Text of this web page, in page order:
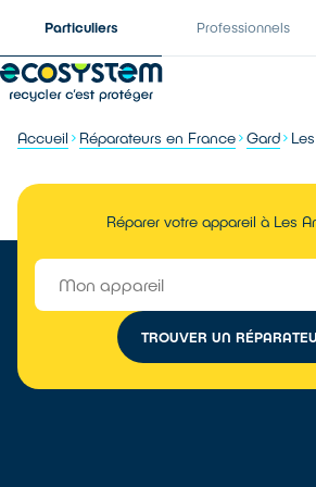
Particuliers Professionnels
Accueil Réparateurs en France Gard
Réparer votre appareil à Les
TROUVER UN